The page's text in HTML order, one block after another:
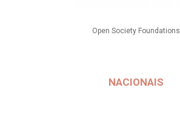
Open Society Foundations
NACIONAIS